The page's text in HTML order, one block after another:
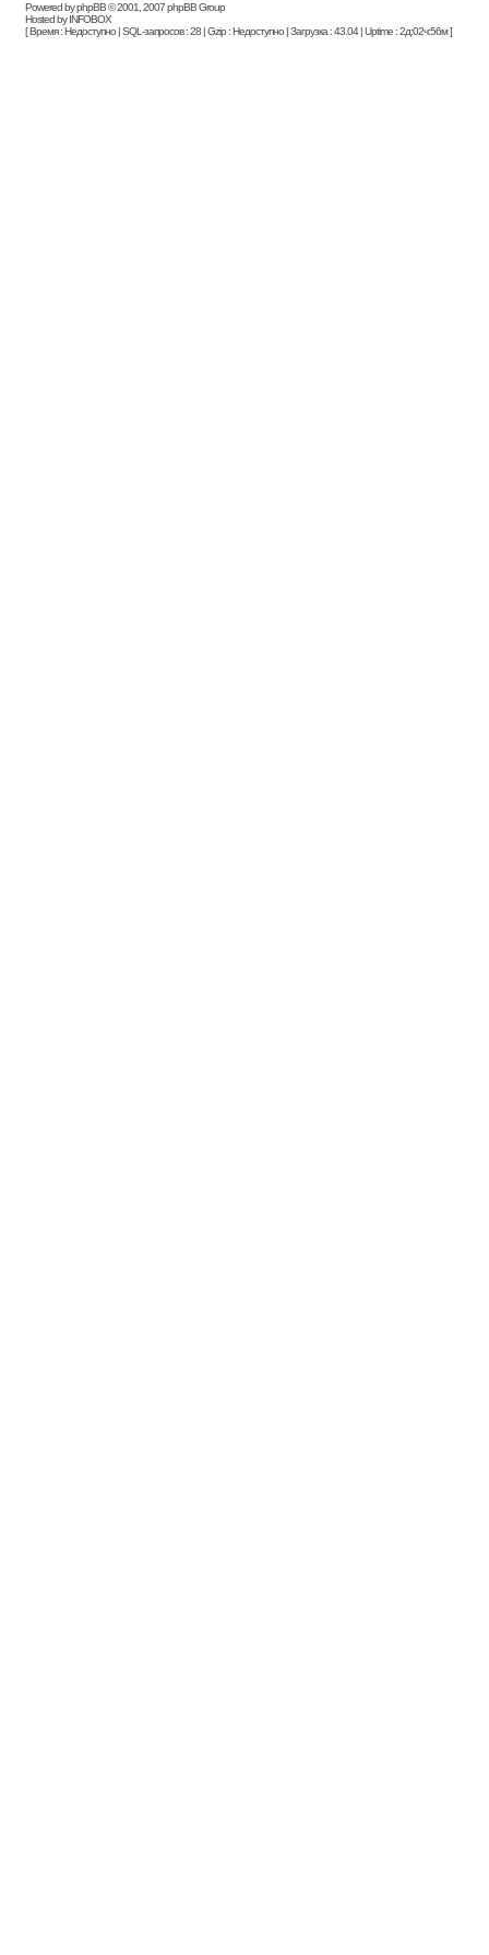
Powered by phpBB © 2001, 2007 phpBB Group
Hosted by INFOBOX
[ Время : Недоступно | SQL-запросов : 28 | Gzip : Недоступно | Загрузка : 43.04 | Uptime : 2д:02ч:56м ]